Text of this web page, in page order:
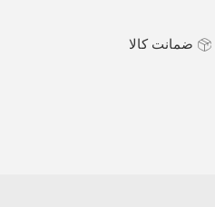
ضمانت کالا